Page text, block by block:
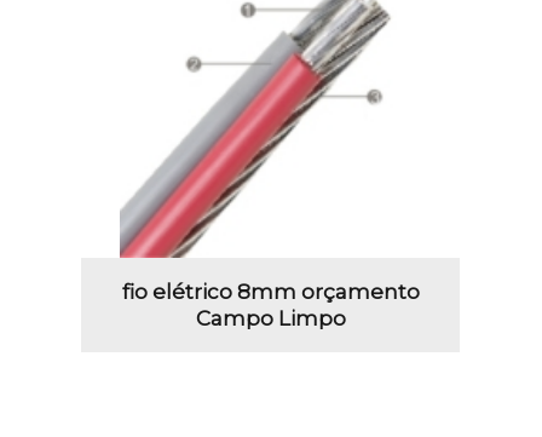
fio elétrico 8mm orçamento
Campo Limpo